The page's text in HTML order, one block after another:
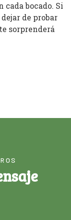
bocado. Si
de probar
sorprenderá